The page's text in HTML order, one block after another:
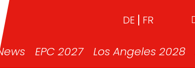
DE FR
EPC 2027 Los Angeles 2028